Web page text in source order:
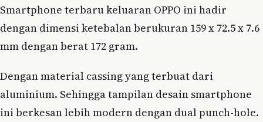
Smartphone terbaru keluaran OPPO ini hadir
dengan dimensi ketebalan berukuran 159 x 72.5 x 7.6
mm dengan berat 172 gram.
Dengan material cassing yang terbuat dari
aluminium. Sehingga tampilan desain smartphone
ini berkesan lebih modern dengan dual punch-hole.